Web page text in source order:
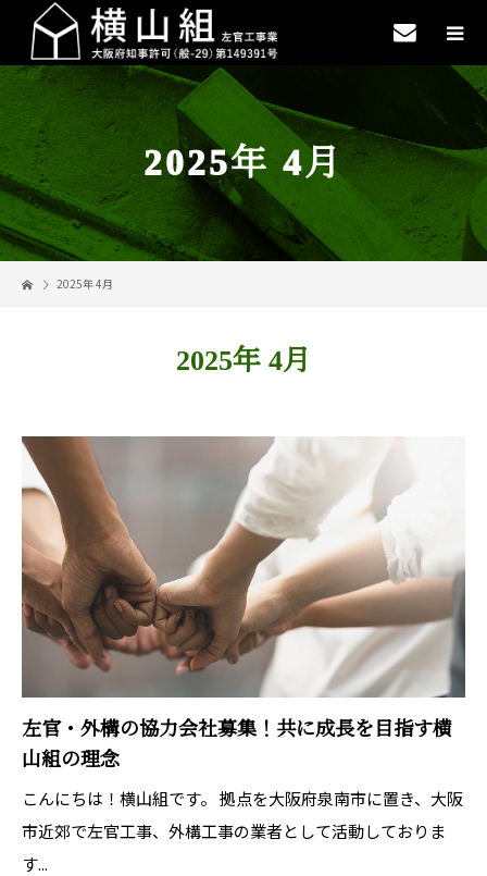
2025年 4月
2025年 4月
2025年 4月
左官・外構の協力会社募集！共に成長を目指す横
山組の理念
こんにちは！横山組です。 拠点を大阪府泉南市に置き、大阪
市近郊で左官工事、外構工事の業者として活動しておりま
す...